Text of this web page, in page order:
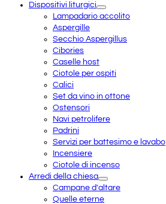
Dispositivi liturgici
Lampadario accolito
Aspergille
Secchio Aspergillus
Cibories
Caselle host
Ciotole per ospiti
Calici
Set da vino in ottone
Ostensori
Navi petrolifere
Padrini
Servizi per battesimo e lavabo
Incensiere
Ciotole di incenso
Arredi della chiesa
Campane d'altare
Quelle eterne